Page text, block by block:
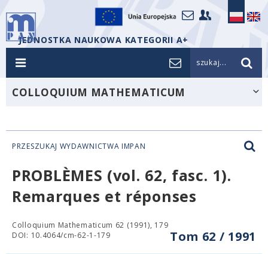
JEDNOSTKA NAUKOWA KATEGORII A+
szukaj...
COLLOQUIUM MATHEMATICUM
PRZESZUKAJ WYDAWNICTWA IMPAN
PROBLÈMES (vol. 62, fasc. 1).
Remarques et réponses
Tom 62 / 1991
Colloquium Mathematicum 62 (1991), 179
DOI: 10.4064/cm-62-1-179